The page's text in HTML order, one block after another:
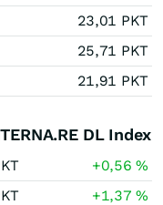
23,01 PKT
25,71 PKT
21,91 PKT
DL Index
+0,56%
+1,37%